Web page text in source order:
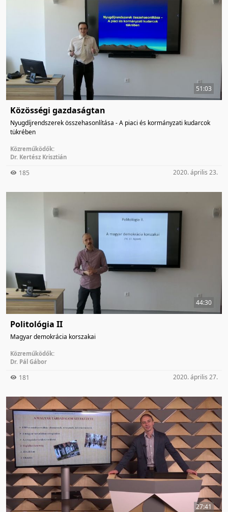
51:03
Közösségi gazdaságtan
Nyugdíjrendszerek összehasonlítása - A piaci és kormányzati kudarcok
tükrében
Közreműködők:
Dr. Kertész Krisztián
185 2020. április 23.
44:30
Politológia II
Magyar demokrácia korszakai
Közreműködők:
Dr. Pál Gábor
181 2020. április 27.
27:41